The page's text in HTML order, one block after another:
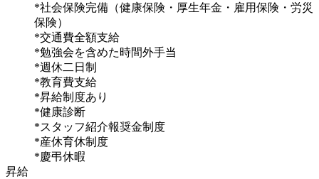
*社会保険完備（健康保険・厚生年金・雇用保険・労災
保険）
*交通費全額支給
*勉強会を含めた時間外手当
*週休二日制
*教育費支給
*昇給制度あり
*健康診断
*スタッフ紹介報奨金制度
*産休育休制度
*慶弔休暇
昇給